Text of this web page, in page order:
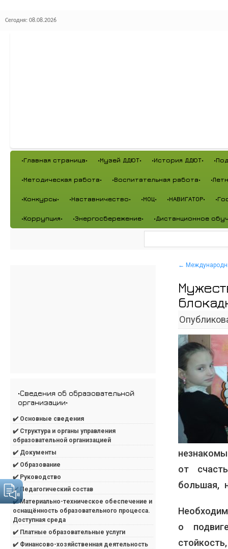
Сегодня: 08.08.2026
•Главная страница• •Музей ДДЮТ• •История ДДЮТ•
•Методическая работа• •Воспитательная работа•
•Конкурсы• •Наставничество• •МОЦ• •НАВИГАТОР•
•Коррупция• •Энергосбережение• •Дистанционное
←
от
большая,
о
•Сведения об образовательной
организации•
✔️ Основные сведения
✔️ Структура и органы управления
образовательной организацией
✔️ Документы
✔️ Образование
✔️ Руководство
✔️ Педагогический состав
✔️ Материально-техническое обеспечение и
оснащённость образовательного процесса.
Доступная среда
✔️ Платные образовательные услуги
✔️ Финансово-хозяйственная деятельность